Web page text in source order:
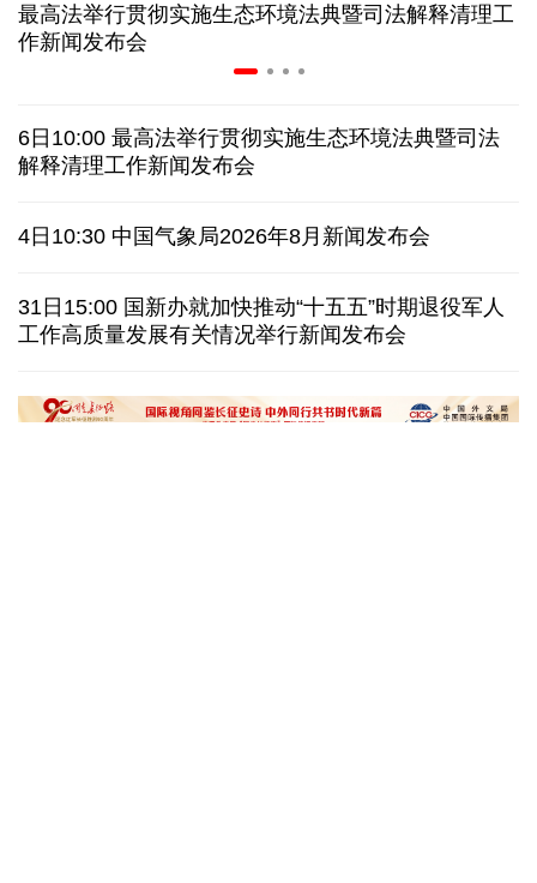
金价大反弹！黄金以旧换新业务火热，记者探访
特朗普再签行政令 禁止“生育旅游”收紧“出生公民权”
伊朗拟禁止敌对方通行霍尔木兹海峡 对违规者重罚
美参议院委员会投票认定传染病专家福奇藐视国会
最高法举行贯彻实施生态环境法典暨司法解释清理工
作新闻发布会
6日10:00 最高法举行贯彻实施生态环境法典暨司法
解释清理工作新闻发布会
4日10:30 中国气象局2026年8月新闻发布会
31日15:00 国新办就加快推动“十五五”时期退役军人
工作高质量发展有关情况举行新闻发布会